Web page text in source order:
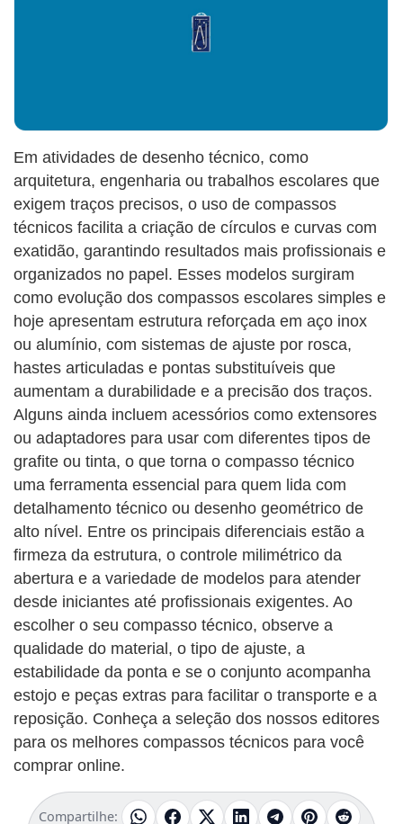
Em atividades de desenho técnico, como
arquitetura, engenharia ou trabalhos escolares que
exigem traços precisos, o uso de compassos
técnicos facilita a criação de círculos e curvas com
exatidão, garantindo resultados mais profissionais e
organizados no papel. Esses modelos surgiram
como evolução dos compassos escolares simples e
hoje apresentam estrutura reforçada em aço inox
ou alumínio, com sistemas de ajuste por rosca,
hastes articuladas e pontas substituíveis que
aumentam a durabilidade e a precisão dos traços.
Alguns ainda incluem acessórios como extensores
ou adaptadores para usar com diferentes tipos de
grafite ou tinta, o que torna o compasso técnico
uma ferramenta essencial para quem lida com
detalhamento técnico ou desenho geométrico de
alto nível. Entre os principais diferenciais estão a
firmeza da estrutura, o controle milimétrico da
abertura e a variedade de modelos para atender
desde iniciantes até profissionais exigentes. Ao
escolher o seu compasso técnico, observe a
qualidade do material, o tipo de ajuste, a
estabilidade da ponta e se o conjunto acompanha
estojo e peças extras para facilitar o transporte e a
reposição. Conheça a seleção dos nossos editores
para os melhores compassos técnicos para você
comprar online.
Compartilhe: